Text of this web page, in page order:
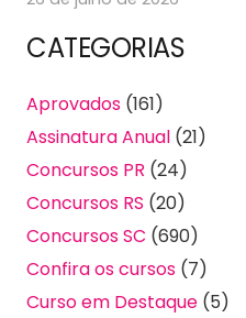
CATEGORIAS
Aprovados (161)
Assinatura Anual (21)
Concursos PR (24)
Concursos RS (20)
Concursos SC (690)
Confira os cursos (7)
Curso em Destaque (5)